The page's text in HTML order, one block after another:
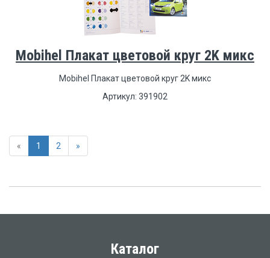
Mobihel Плакат цветовой круг 2K микс
Mobihel Плакат цветовой круг 2K микс
Артикул: 391902
« 1 2 »
Каталог